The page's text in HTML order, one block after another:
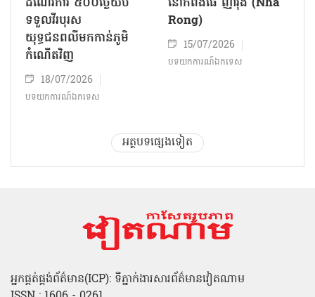
ទទួលវីរបុរស
យុទ្ធជនពលីមកកាន់ភូមិ
កំណើតវិញ
18/07/2026
បទយកការណ៍ឯកទេស
Rong)
15/07/2026
បទយកការណ៍ឯកទេស
អត្ថបទផ្សេងទៀត
អ្នកផ្គត់ផ្គង់ព័ត៌មាន(ICP): ទីភ្នាក់ងារសារព័ត៌មានវៀតណាម